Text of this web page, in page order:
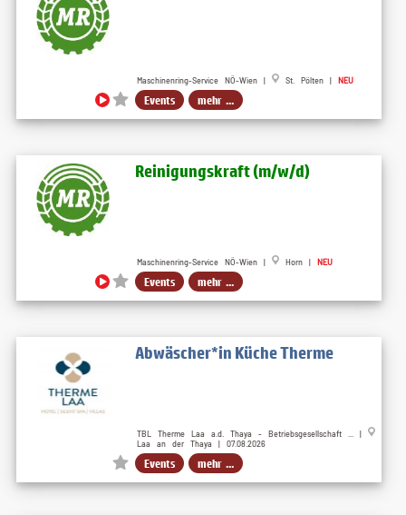
Maschinenring-Service NÖ-Wien | St. Pölten | NEU
Events mehr ...
Reinigungskraft (m​/w​/d)
Maschinenring-Service NÖ-Wien | Horn | NEU
Events mehr ...
Abwäscher*in Küche Therme
TBL Therme Laa a.d. Thaya - Betriebsgesellschaft ... |
Laa an der Thaya | 07.08.2026
Events mehr ...